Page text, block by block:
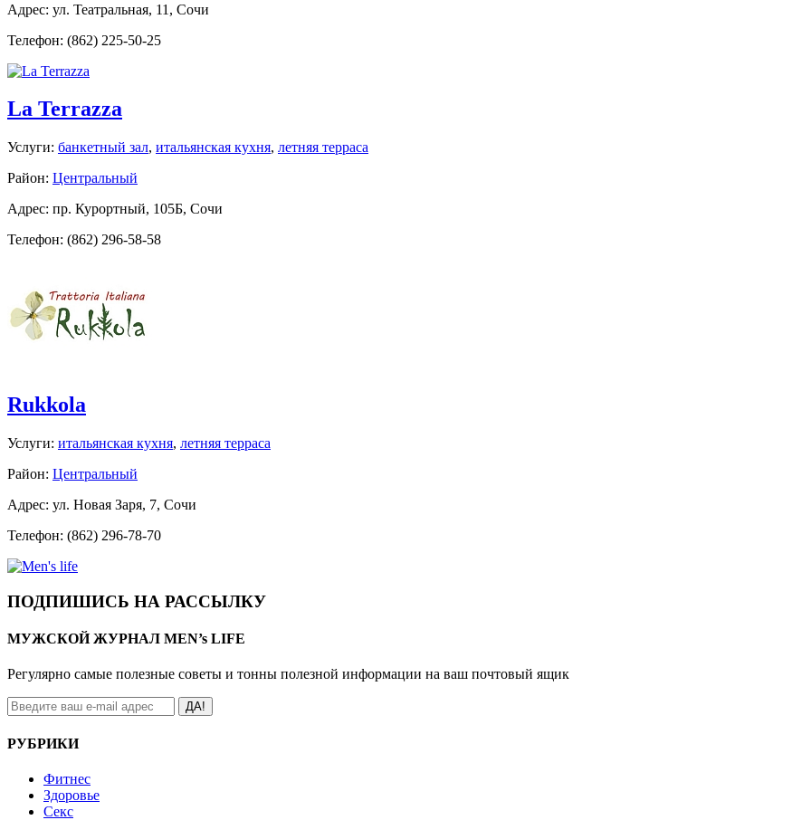
Адрес: ул. Театральнaя, 11, Сочи
Телефон: (862) 225-50-25
La Terrazza
Услуги: банкетный зал, итальянская кухня, летняя терраса
Район: Центральный
Адрес: пр. Курортный, 105Б, Сочи
Телефон: (862) 296-58-58
Rukkola
Услуги: итальянская кухня, летняя терраса
Район: Центральный
Адрес: ул. Новая Заря, 7, Сочи
Телефон: (862) 296-78-70
ПОДПИШИСЬ НА РАССЫЛКУ
МУЖСКОЙ ЖУРНАЛ MEN’s LIFE
Регулярно самые полезные советы и тонны полезной информации на ваш почтовый ящик
ДА!
РУБРИКИ
Фитнес
Здоровье
Секс